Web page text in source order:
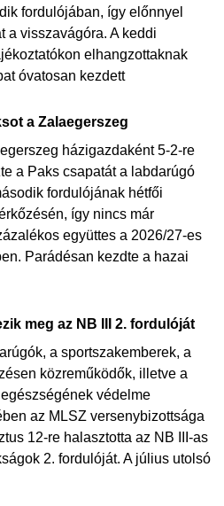
fordulójában, így előnnyel
a visszavágóra. A keddi
elhangzottaknak
óvatosan kezdett
a Zalaegerszeg
házigazdaként 5-2-re
a Paks csapatát a labdarúgó
fordulójának hétfői
így nincs már
együttes a 2026/27-es
Parádésan kezdte a hazai
meg az NB III 2. fordulóját
a sportszakemberek, a
közreműködők, illetve a
védelme
az MLSZ versenybizottsága
12-re halasztotta az NB III-as
2. fordulóját. A július utolsó